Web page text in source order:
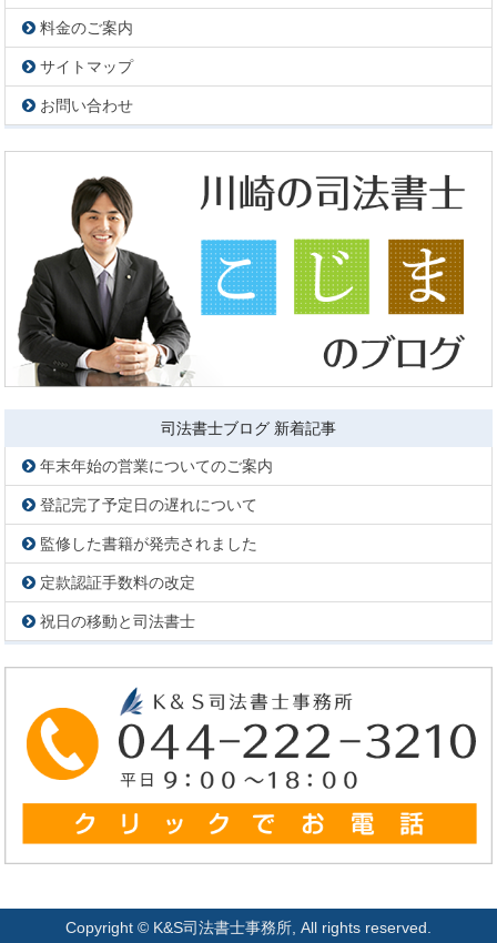
料金のご案内
サイトマップ
お問い合わせ
司法書士ブログ 新着記事
年末年始の営業についてのご案内
登記完了予定日の遅れについて
監修した書籍が発売されました
定款認証手数料の改定
祝日の移動と司法書士
Copyright © K&S司法書士事務所, All rights reserved.